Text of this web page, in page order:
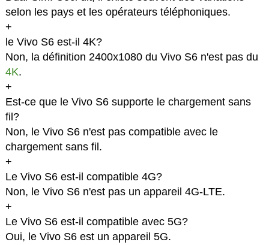
selon les pays et les opérateurs téléphoniques.
+
le Vivo S6 est-il 4K?
Non, la définition 2400x1080 du Vivo S6 n'est pas du
4K.
+
Est-ce que le Vivo S6 supporte le chargement sans
fil?
Non, le Vivo S6 n'est pas compatible avec le
chargement sans fil.
+
Le Vivo S6 est-il compatible 4G?
Non, le Vivo S6 n'est pas un appareil 4G-LTE.
+
Le Vivo S6 est-il compatible avec 5G?
Oui, le Vivo S6 est un appareil 5G.